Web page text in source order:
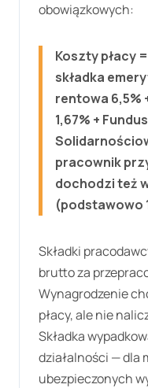
obowiązkowych:
Koszty płacy
składka
rentowa 6,5%
1,67% +
pracownik
dochodzi też
(podstawowo
Składki
brutto za
Wynagrodzenie
płacy, ale nie
Składka
działalności — dla
ubezpieczonych